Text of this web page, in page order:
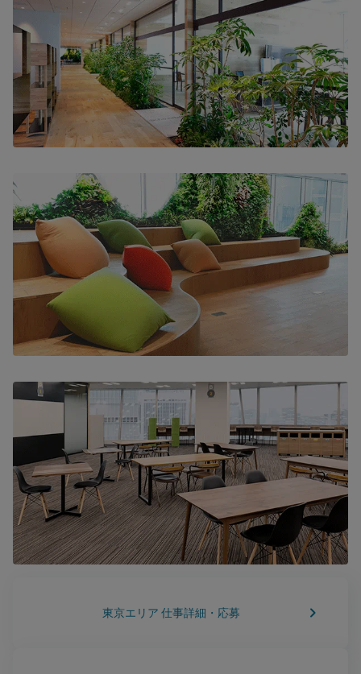
東京エリア 仕事詳細・応募 keyboard_arrow_right